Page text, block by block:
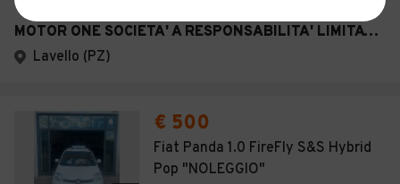
MOTOR ONE SOCIETA' A RESPONSABILITA' LIMITATA SEMPLIFICATA
Lavello (PZ)
€ 500
Fiat Panda 1.0 FireFly S&S Hybrid
Pop "NOLEGGIO"